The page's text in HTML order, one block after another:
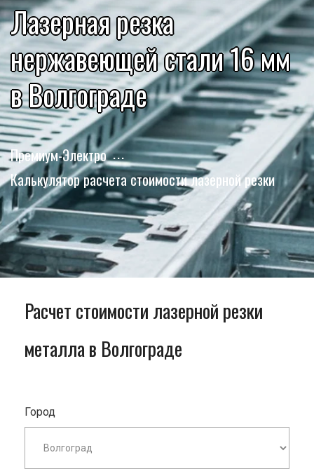
Лазерная резка
нержавеющей стали 16 мм
в Волгограде
Премиум-Электро
Калькулятор расчета стоимости лазерной резки
Расчет стоимости лазерной резки
металла в Волгограде
Город